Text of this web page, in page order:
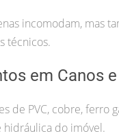
incomodam, mas
técnicos.
em Canos
de PVC, cobre, ferro
hidráulica do imóvel.